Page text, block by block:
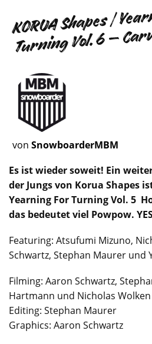
KORUA Shapes |
Turning Vol. 6 –
von SnowboarderMBM
Es ist wieder soweit! Ein
der Jungs von Korua Shapes
Yearning For Turning Vol. 5
das bedeutet viel Powpow.
Featuring: Atsufumi Mizuno,
Schwartz, Stephan Maurer und
Filming: Aaron Schwartz,
Hartmann und Nicholas Wolken
Editing: Stephan Maurer
Graphics: Aaron Schwartz